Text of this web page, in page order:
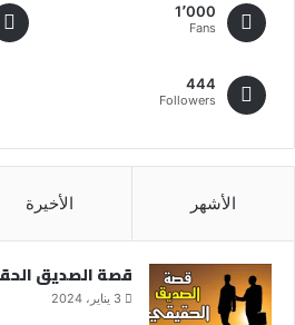
1٬000
Fans
444
Followers
الأشهر الأخيرة
قصة الصديق
3 يناير، 2024